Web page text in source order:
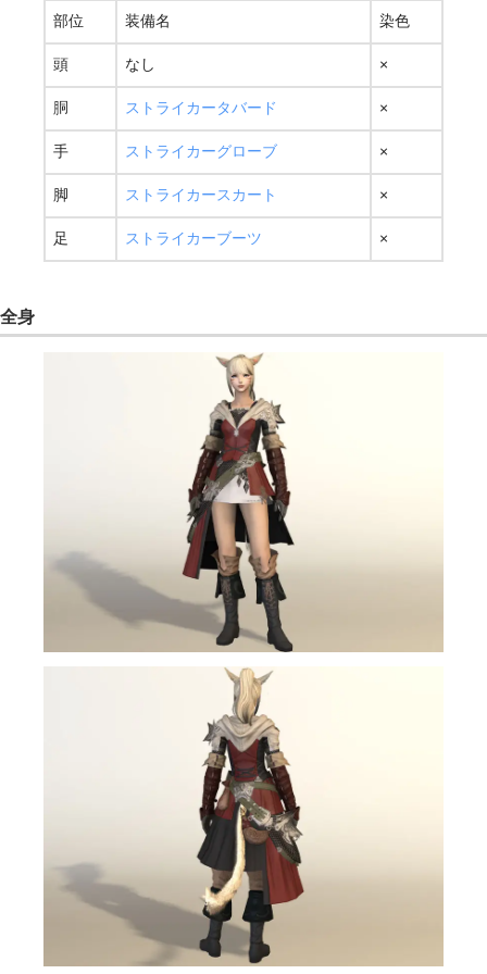
部位 装備名 染色
頭 なし ×
胴 ストライカータバード ×
手 ストライカーグローブ ×
脚 ストライカースカート ×
足 ストライカーブーツ ×
全身